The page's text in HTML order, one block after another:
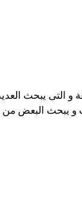
و التى يبحث
و يبحث البعض